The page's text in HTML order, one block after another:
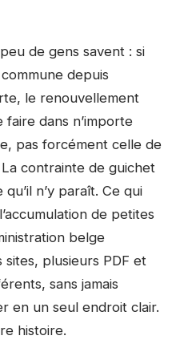
de gens savent : si
depuis
le renouvellement
dans n’importe
pas forcément celle de
contrainte de guichet
n’y paraît. Ce qui
de petites
belge
plusieurs PDF et
sans jamais
en un seul endroit clair.
histoire.